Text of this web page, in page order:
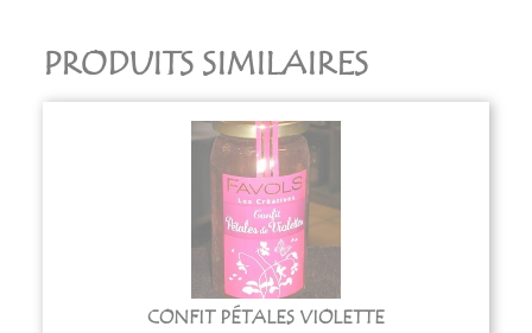
PRODUITS SIMILAIRES
CONFIT PÉTALES VIOLETTE